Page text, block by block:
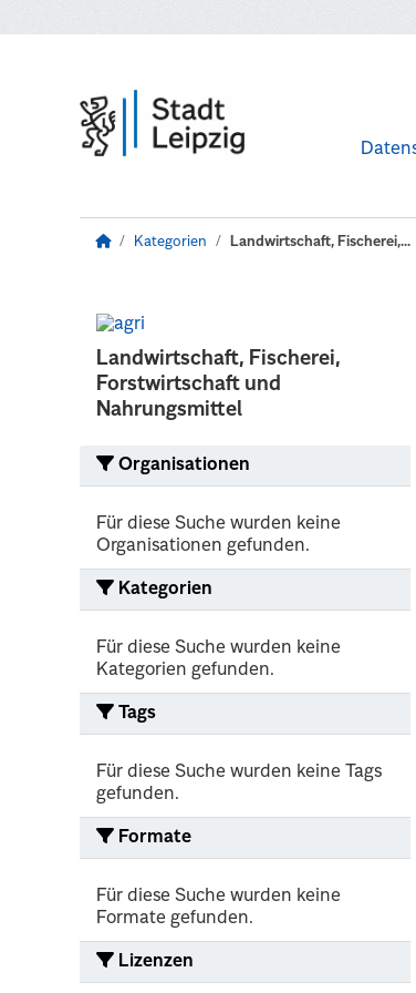
Kategorien Landwirtschaft, Fischerei,...
Landwirtschaft, Fischerei,
Forstwirtschaft und
Nahrungsmittel
Organisationen
Für diese Suche wurden keine
Organisationen gefunden.
Kategorien
Für diese Suche wurden keine
Kategorien gefunden.
Tags
Für diese Suche wurden keine Tags
gefunden.
Formate
Für diese Suche wurden keine
Formate gefunden.
Lizenzen